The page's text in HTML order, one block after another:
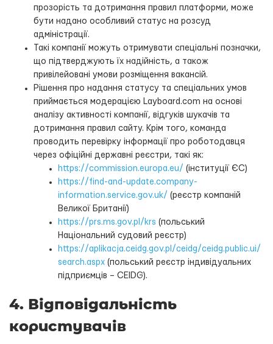
прозорість та дотримання правил платформи, може
бути надано особливий статус на розсуд
адміністрації.
Такі компанії можуть отримувати спеціальні позначки,
що підтверджують їх надійність, а також
привілейовані умови розміщення вакансій.
Рішення про надання статусу та спеціальних умов
приймається модерацією Layboard.com на основі
аналізу активності компанії, відгуків шукачів та
дотримання правил сайту. Крім того, команда
проводить перевірку інформації про роботодавця
через офіційні державні реєстри, такі як:
https://commission.europa.eu/ (інституції ЄС)
https://find-and-update.company-
information.service.gov.uk/ (реєстр компаній
Великої Британії)
https://prs.ms.gov.pl/krs (польський
Національний судовий реєстр)
https://aplikacja.ceidg.gov.pl/ceidg/ceidg.public.ui/
search.aspx (польський реєстр індивідуальних
підприємців – CEIDG).
4. Відповідальність
користувачів